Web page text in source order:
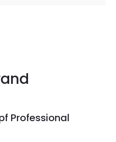
Professional